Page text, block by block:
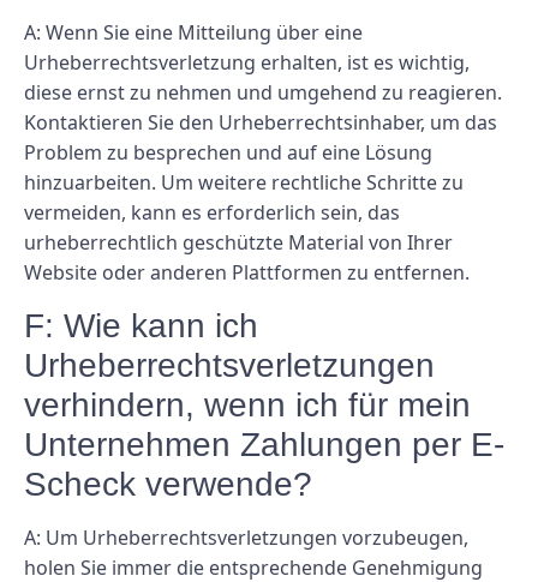
A: Wenn Sie eine Mitteilung über eine
Urheberrechtsverletzung erhalten, ist es wichtig,
diese ernst zu nehmen und umgehend zu reagieren.
Kontaktieren Sie den Urheberrechtsinhaber, um das
Problem zu besprechen und auf eine Lösung
hinzuarbeiten. Um weitere rechtliche Schritte zu
vermeiden, kann es erforderlich sein, das
urheberrechtlich geschützte Material von Ihrer
Website oder anderen Plattformen zu entfernen.
F: Wie kann ich
Urheberrechtsverletzungen
verhindern, wenn ich für mein
Unternehmen Zahlungen per E-
Scheck verwende?
A: Um Urheberrechtsverletzungen vorzubeugen,
holen Sie immer die entsprechende Genehmigung